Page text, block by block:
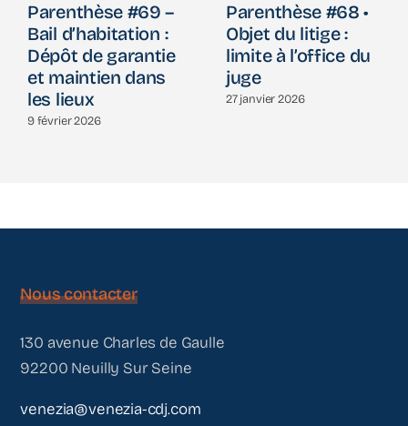
Parenthèse #69 –
Bail d’habitation :
Dépôt de garantie
et maintien dans
les lieux
9 février 2026
Parenthèse #68 •
Objet du litige :
limite à l’office du
juge
27 janvier 2026
Nous contacter
130 avenue Charles de Gaulle
92200 Neuilly Sur Seine
venezia@venezia-cdj.com